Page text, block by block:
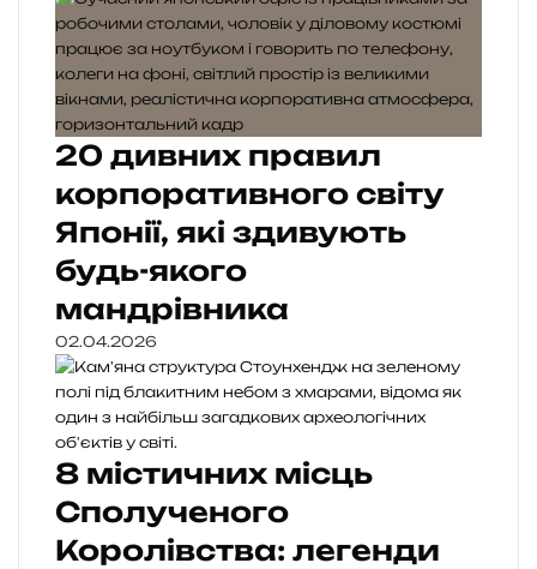
20 дивних правил
корпоративного світу
Японії, які здивують
будь-якого
мандрівника
02.04.2026
8 містичних місць
Сполученого
Королівства: легенди